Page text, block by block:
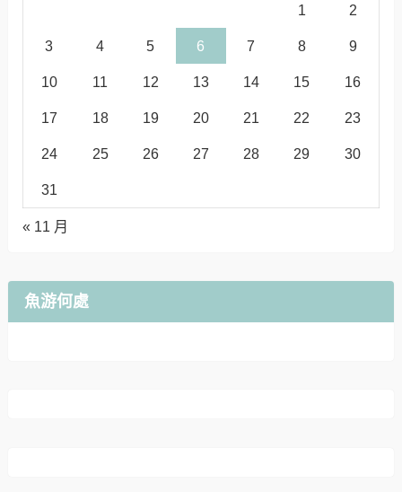
1 2
3 4 5 6 7 8 9
10 11 12 13 14 15 16
17 18 19 20 21 22 23
24 25 26 27 28 29 30
31
« 11 月
魚游何處